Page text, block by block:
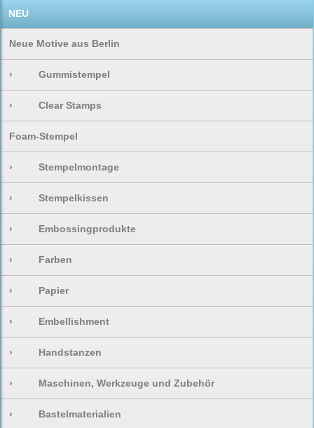
NEU
Neue Motive aus Berlin
› Gummistempel
› Clear Stamps
Foam-Stempel
› Stempelmontage
› Stempelkissen
› Embossingprodukte
› Farben
› Papier
› Embellishment
› Handstanzen
› Maschinen, Werkzeuge und Zubehör
› Bastelmaterialien